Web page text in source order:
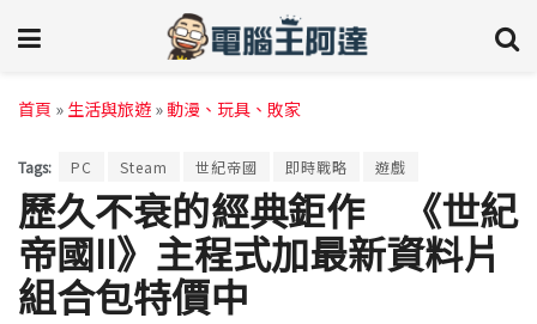
首頁 » 生活與旅遊 » 動漫、玩具、敗家
Tags: PC Steam 世紀帝國 即時戰略 遊戲
歷久不衰的經典鉅作 《世紀
帝國II》主程式加最新資料片
組合包特價中